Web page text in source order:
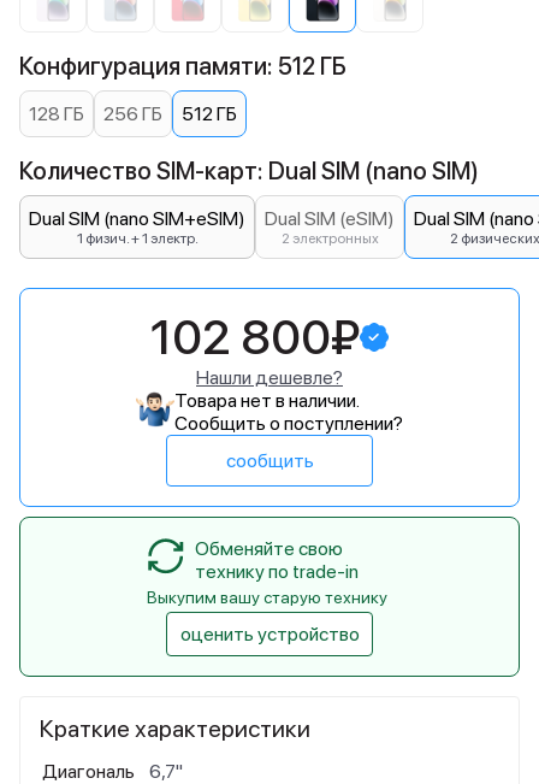
Краткие характеристики
Диагональ
6,7"
Конфигурация памяти: 512 ГБ
128 ГБ 256 ГБ 512 ГБ
Количество SIM-карт: Dual SIM (nano SIM)
Dual SIM (nano SIM+eSIM)
1 физич. + 1 электр.
Dual SIM (eSIM)
2 электронных
Dual SIM
2 физических
102 800₽
Нашли дешевле?
Товара нет в наличии.
Сообщить о поступлении?
сообщить
Обменяйте свою
технику по trade-in
Выкупим вашу старую технику
оценить устройство